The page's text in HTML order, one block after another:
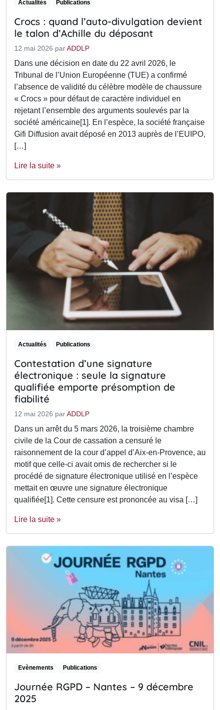
Actualités Publications
Crocs : quand l’auto-divulgation devient
le talon d’Achille du déposant
12 mai 2026 parADDLP
Dans une décision en date du 22 avril 2026, le
Tribunal de l’Union Européenne (TUE) a confirmé
l’absence de validité du célèbre modèle de chaussure
« Crocs » pour défaut de caractère individuel en
rejetant l’ensemble des arguments soulevés par la
société américaine[1]. En l’espèce, la société française
Gifi Diffusion avait déposé en 2013 auprès de l’EUIPO,
[…]
Lire la suite »
Actualités Publications
Contestation d’une signature
électronique : seule la signature
qualifiée emporte présomption de
fiabilité
12 mai 2026 parADDLP
Dans un arrêt du 5 mars 2026, la troisième chambre
civile de la Cour de cassation a censuré le
raisonnement de la cour d’appel d’Aix-en-Provence, au
motif que celle-ci avait omis de rechercher si le
procédé de signature électronique utilisé en l’espèce
mettait en œuvre une signature électronique
qualifiée[1]. Cette censure est prononcée au visa […]
Lire la suite »
Evènements Publications
Journée RGPD – Nantes – 9 décembre
2025